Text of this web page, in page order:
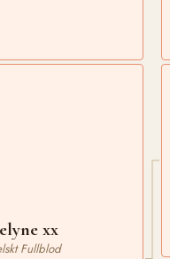
xx
Fullblod